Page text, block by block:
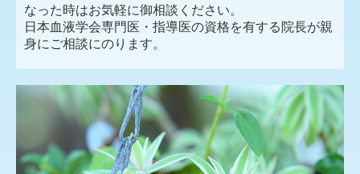
なった時はお気軽に御相談ください。
日本血液学会専門医・指導医の資格を有する院長が親
身にご相談にのります。